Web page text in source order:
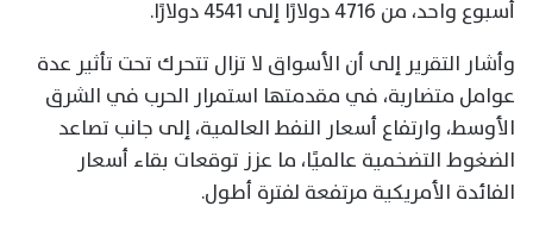
أسبوع واحد، من 4716 دولارًا إلى 4541 دولارًا.
وأشار التقرير إلى أن الأسواق لا تزال تتحرك تحت تأثير عدة
عوامل متضاربة، في مقدمتها استمرار الحرب في الشرق
الأوسط، وارتفاع أسعار النفط العالمية، إلى جانب تصاعد
الضغوط التضخمية عالميًا، ما عزز توقعات بقاء أسعار
الفائدة الأمريكية مرتفعة لفترة أطول.